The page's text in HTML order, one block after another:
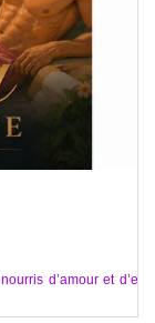
d’amour et d’eau